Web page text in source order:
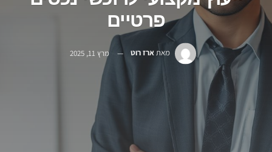
פרטיים
מאת ארז רוט מרץ 11, 2025